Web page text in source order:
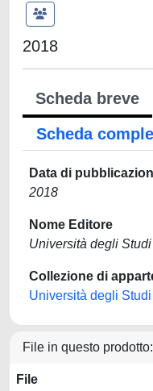
2018
Scheda breve
Scheda
Data di
2018
Nome Editore
Università degli
Collezione di
Università degli
File in questo prodotto:
File